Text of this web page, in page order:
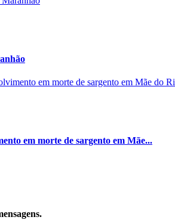
em morte de sargento em Mãe...